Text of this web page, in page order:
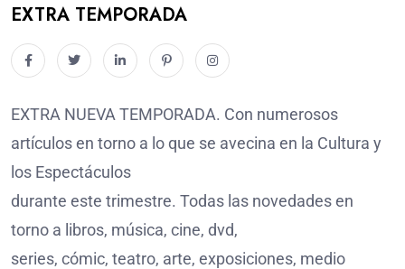
EXTRA TEMPORADA
EXTRA NUEVA TEMPORADA. Con numerosos
artículos en torno a lo que se avecina en la Cultura y
los Espectáculos
durante este trimestre. Todas las novedades en
torno a libros, música, cine, dvd,
series, cómic, teatro, arte, exposiciones, medio